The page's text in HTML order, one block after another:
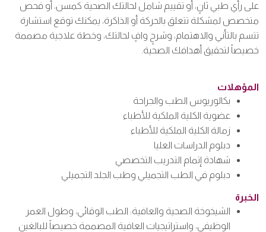
على رأي طبي ثانٍ، أو تقييم شامل لحالتك الصحية كمسن، أو فحص
متخصص لمشكلة تتعلق بالحركة أو الذاكرة، يمكنك توقع استشارة
تتسم بالتأني والاهتمام، وشرحٍ وافٍ لحالتك، وخطة علاجية مصممة
خصيصاً لتحقيق أهدافك الصحية.
المؤهلات
بكالوريوس الطب والجراحة
عضوية الكلية الملكية للأطباء
زمالة الكلية الملكية للأطباء
دبلوم الدراسات العليا
شهادة إتمام التدريب التخصصي
دبلوم في الطب التجميلي وطب الجلد التجميلي
الخبرة
الشيخوخة الصحية والعافية: الطب الوقائي، وطول العمر
الوظيفي، واستراتيجيات العافية المصممة خصيصاً للبالغين